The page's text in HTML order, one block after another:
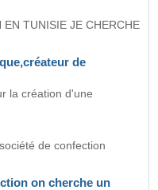
TUNISIE JE CHERCHE
de
la création d'une
de confection
on cherche un